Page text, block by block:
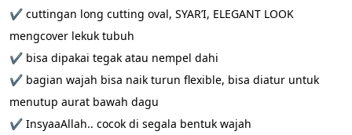
✔️ cuttingan long cutting oval, SYAR’I, ELEGANT LOOK
mengcover lekuk tubuh
✔️ bisa dipakai tegak atau nempel dahi
✔️ bagian wajah bisa naik turun flexible, bisa diatur untuk
menutup aurat bawah dagu
✔️ InsyaaAllah.. cocok di segala bentuk wajah